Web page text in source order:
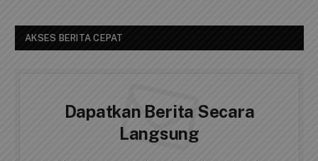
AKSES BERITA CEPAT
Dapatkan Berita Secara
Langsung